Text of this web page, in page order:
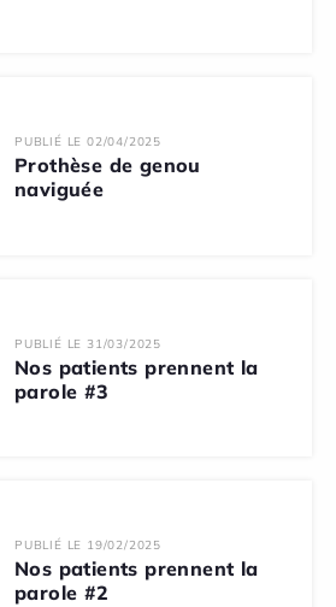
PUBLIÉ LE 02/04/2025
Prothèse de genou
naviguée
PUBLIÉ LE 31/03/2025
Nos patients prennent la
parole #3
PUBLIÉ LE 19/02/2025
Nos patients prennent la
parole #2